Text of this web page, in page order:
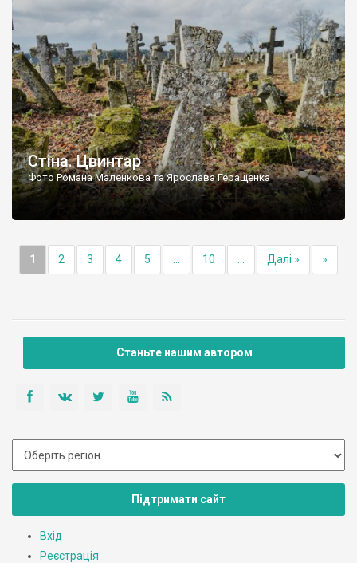
ньому чимало хрестів 19 століття, є такі, де епітафії стер […]
Стіна. Цвинтар
Фото Романа Маленкова та Ярослава Геращенка
1 2 3 4 5 10 Далі » »
Станьте нашим автором
Підтримати сайт
Вхід
Реєстрація